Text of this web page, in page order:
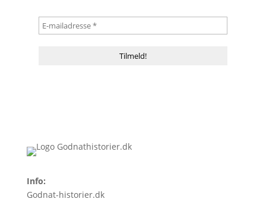
Info:
Godnat-historier.dk